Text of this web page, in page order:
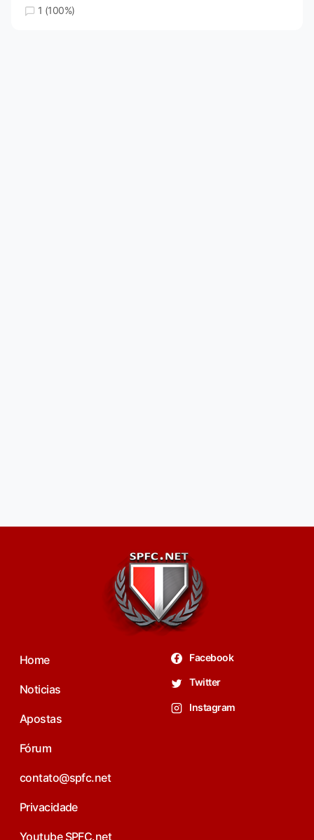
1 (100%)
Home
Noticias
Apostas
Fórum
contato@spfc.net
Privacidade
Youtube SPFC.net
Facebook
Twitter
Instagram